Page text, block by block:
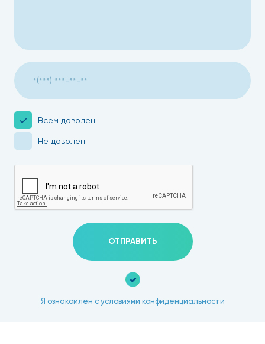
Всем доволен
Не доволен
ОТПРАВИТЬ
Я ознакомлен с условиями конфиденциальности